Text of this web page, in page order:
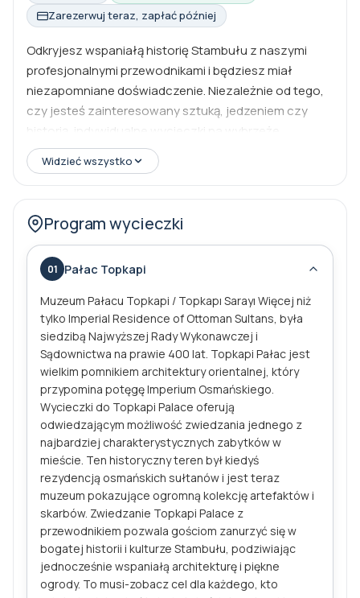
Zarezerwuj teraz, zapłać później
Odkryjesz wspaniałą historię Stambułu z naszymi
profesjonalnymi przewodnikami i będziesz miał
niezapomniane doświadczenie. Niezależnie od tego,
czy jesteś zainteresowany sztuką, jedzeniem czy
historią, indywidualne wycieczki na wybrzeże
Stambułu pozwalają na pogłębienie swoich
zainteresowań. Eksperci przewodnicy mogą
ścieżka atrakcji i ukryte kamienie miasta. Odkryj
Stambuł w swoim własnym tempie, spersonalizowane
wycieczki, które zaspokajają ciekawość.
Widzieć wszystko
Program wycieczki
01 Pałac Topkapi
Muzeum Pałacu Topkapi / Topkapı Sarayı Więcej niż
tylko Imperial Residence of Ottoman Sultans, była
siedzibą Najwyższej Rady Wykonawczej i
Sądownictwa na prawie 400 lat. Topkapi Pałac jest
wielkim pomnikiem architektury orientalnej, który
przypomina potęgę Imperium Osmańskiego.
Wycieczki do Topkapi Palace oferują
odwiedzającym możliwość zwiedzania jednego z
najbardziej charakterystycznych zabytków w
mieście. Ten historyczny teren był kiedyś
rezydencją osmańskich sułtanów i jest teraz
muzeum pokazujące ogromną kolekcję artefaktów i
skarbów. Zwiedzanie Topkapi Palace z
przewodnikiem pozwala gościom zanurzyć się w
bogatej historii i kulturze Stambułu, podziwiając
jednocześnie wspaniałą architekturę i piękne
ogrody. To musi-zobacz cel dla każdego, kto